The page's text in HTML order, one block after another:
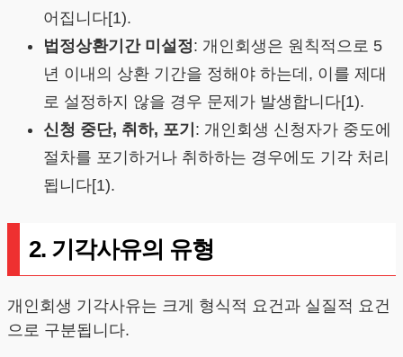
어집니다[1).
법정상환기간 미설정: 개인회생은 원칙적으로 5
년 이내의 상환 기간을 정해야 하는데, 이를 제대
로 설정하지 않을 경우 문제가 발생합니다[1).
신청 중단, 취하, 포기 : 개인회생 신청자가 중도에
절차를 포기하거나 취하하는 경우에도 기각 처리
됩니다[1).
2. 기각사유의 유형
개인회생 기각사유는 크게 형식적 요건과 실질적 요건
으로 구분됩니다.